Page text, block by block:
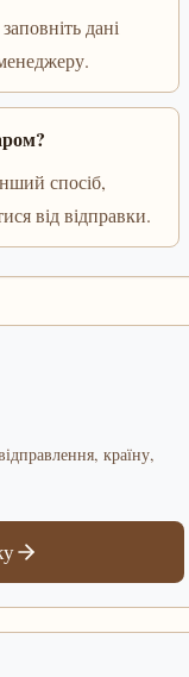
дані
спосіб,
від відправки.
країну,